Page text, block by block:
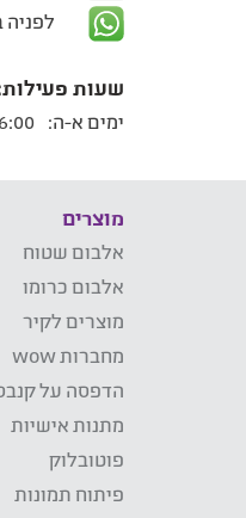
לפניה
שעות
ימים א-ה:
מוצרים
אלבום שטוח
אלבום כרומו
מוצרים לקיר
מחברות wow
הדפסה על
מתנות אישיות
פוטובלוק
פיתוח תמונות